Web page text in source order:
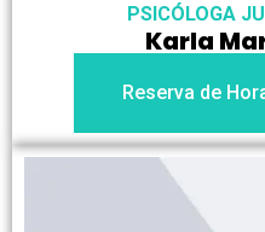
PSICÓLOGA
Karla
Reserva de